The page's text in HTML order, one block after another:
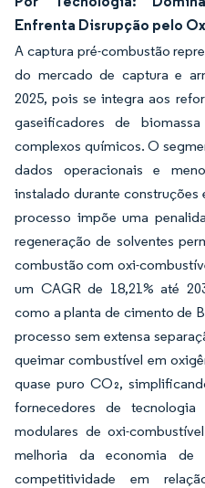
Enfrenta Disrupção pelo
A captura pré-combustão
do mercado de captura e
2025, pois se integra aos
gaseificadores de
complexos químicos. O
dados operacionais e
instalado durante
processo impõe uma
regeneração de solventes
combustão com oxi-
um CAGR de 18,21% até
como a planta de cimento de
processo sem extensa
queimar combustível em
quase puro CO₂,
fornecedores de
modulares de oxi-
melhoria da economia
competitividade em